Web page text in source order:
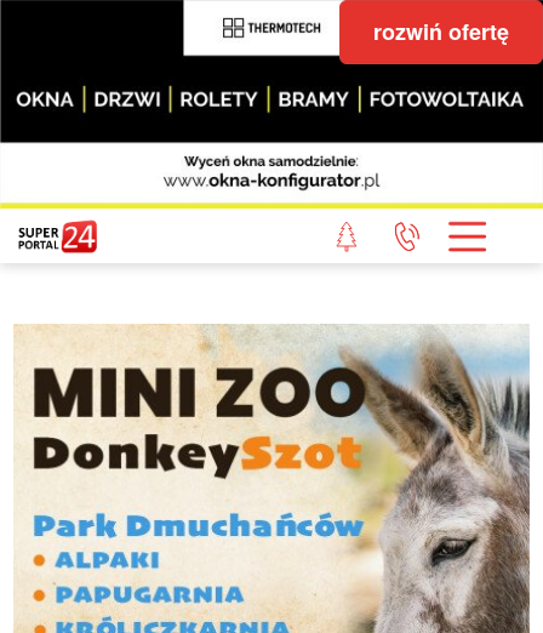
rozwiń ofertę
STRONA GŁÓWNA
POWIAT GRYFICKI
WIADOMOŚCI Z LASU
STUDIO SUPERPORTALU
KONTAKT
REDAKCJA